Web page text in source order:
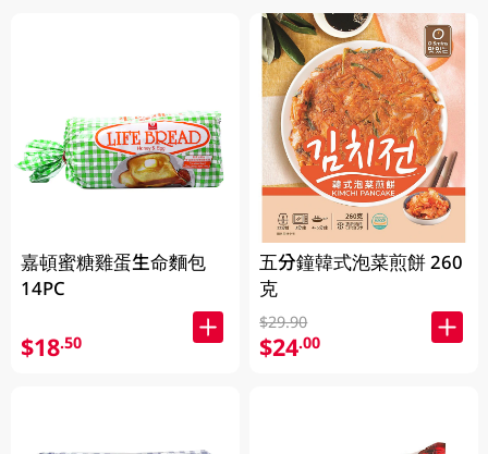
嘉頓蜜糖雞蛋生命麵包
14PC
$18.50
五分鐘韓式泡菜煎餅 260
克
$29.90
$24.00